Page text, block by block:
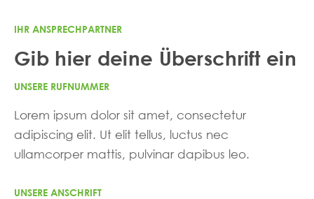
IHR ANSPRECHPARTNER
Gib hier deine Überschrift ein
UNSERE RUFNUMMER
Lorem ipsum dolor sit amet, consectetur
adipiscing elit. Ut elit tellus, luctus nec
ullamcorper mattis, pulvinar dapibus leo.
UNSERE ANSCHRIFT